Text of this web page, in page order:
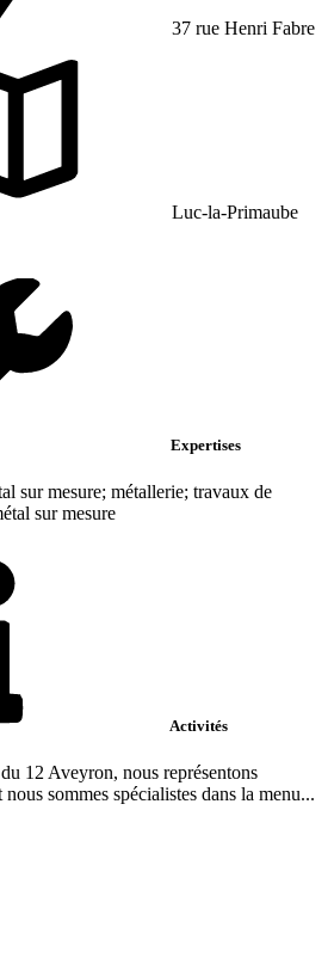
37 rue Henri Fabre
Luc-la-Primaube
Expertises
sur mesure; métallerie; travaux de
sur mesure
Activités
12 Aveyron, nous représentons
sommes spécialistes dans la menu...